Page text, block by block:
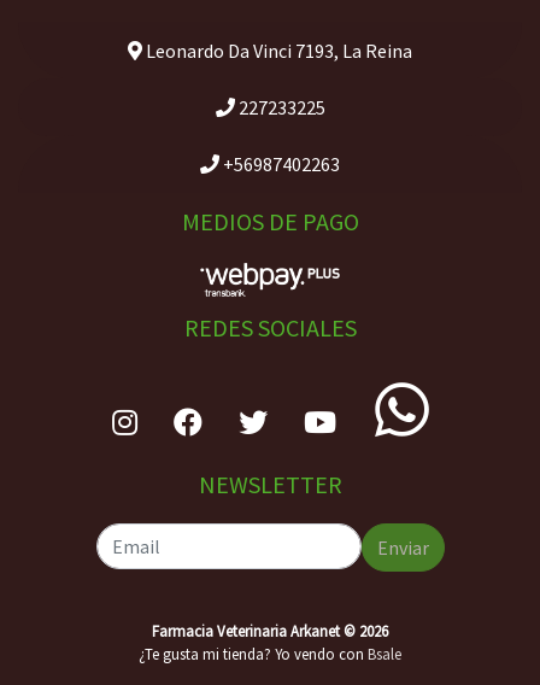
Leonardo Da Vinci 7193, La Reina
227233225
+56987402263
MEDIOS DE PAGO
REDES SOCIALES
NEWSLETTER
Enviar
Farmacia Veterinaria Arkanet © 2026
¿Te gusta mi tienda? Yo vendo con Bsale